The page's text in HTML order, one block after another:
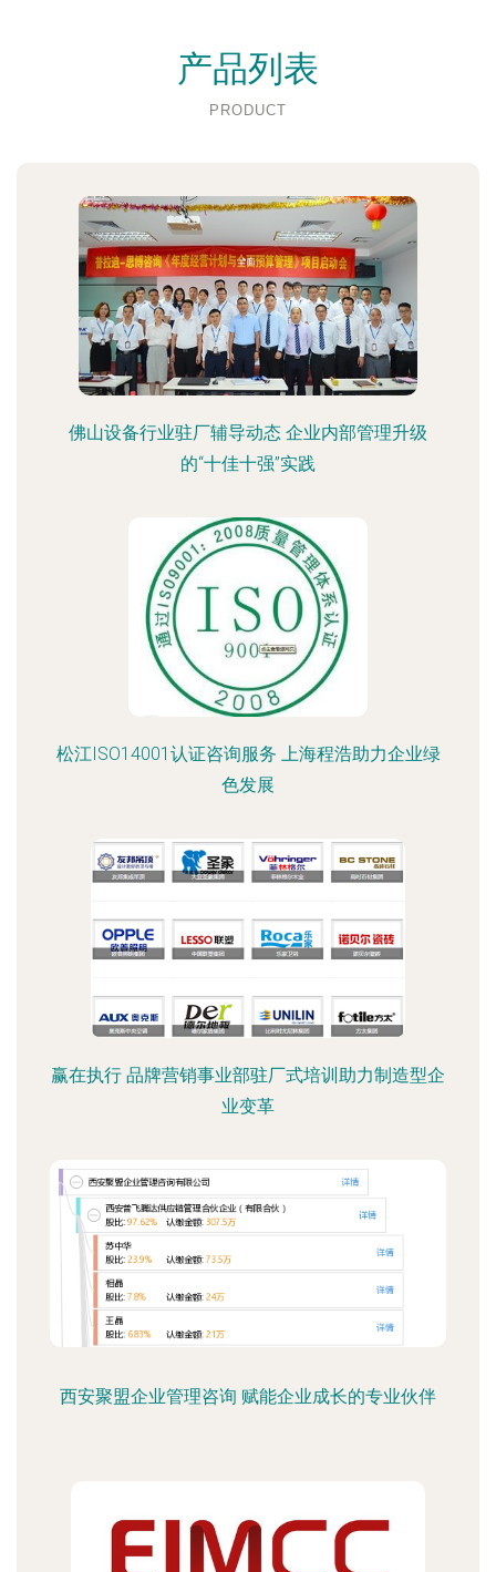
产品列表
PRODUCT
佛山设备行业驻厂辅导动态 企业内部管理升级
的“十佳十强”实践
松江ISO14001认证咨询服务 上海程浩助力企业绿
色发展
赢在执行 品牌营销事业部驻厂式培训助力制造型企
业变革
西安聚盟企业管理咨询 赋能企业成长的专业伙伴